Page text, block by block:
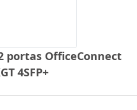
portas OfficeConnect
4SFP+